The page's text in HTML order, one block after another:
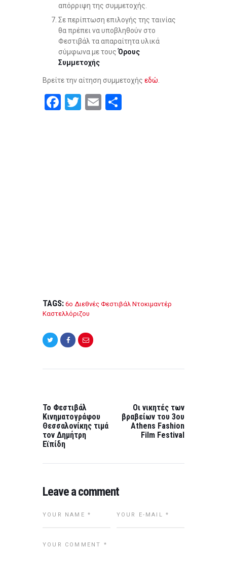
απόρριψη της συμμετοχής.
Σε περίπτωση επιλογής της ταινίας
θα πρέπει να υποβληθούν στο
Φεστιβάλ τα απαραίτητα υλικά
σύμφωνα με τουςΌρους
Συμμετοχής
Βρείτε την αίτηση συμμετοχής εδώ
F
T
E
TAGS: 6ο Διεθνές Φεστιβάλ Ντοκιμαντέρ
Καστελλόριζου
POST:
Το Φεστιβάλ
Κινηματογράφου
Θεσσαλονίκης τιμά
τον Δημήτρη
Εϊπίδη
POST:
Οι νικητές των
βραβείων του 3ου
Athens Fashion
Film Festival
Leave a comment